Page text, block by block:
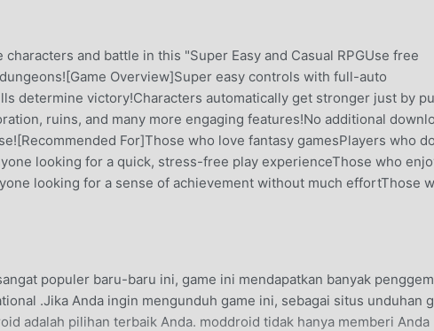
and battle in this "Super Easy and Casual RPGUse free
Overview]Super easy controls with full-auto
determine victory!Characters automatically get stronger just by
ruins, and many more engaging features!No additional
For]Those who love fantasy gamesPlayers who
looking for a quick, stress-free play experienceThose who
looking for a sense of achievement without much effortThose
populer baru-baru ini, game ini mendapatkan banyak
.Jika Anda ingin mengunduh game ini, sebagai situs unduhan
adalah pilihan terbaik Anda. moddroid tidak hanya memberi Anda